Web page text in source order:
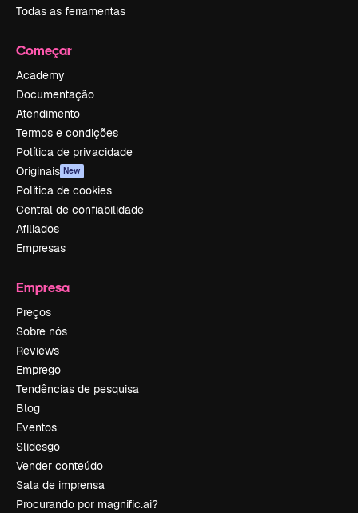
Todas as ferramentas
Começar
Academy
Documentação
Atendimento
Termos e condições
Política de privacidade
Originais New
Política de cookies
Central de confiabilidade
Afiliados
Empresas
Empresa
Preços
Sobre nós
Reviews
Emprego
Tendências de pesquisa
Blog
Eventos
Slidesgo
Vender conteúdo
Sala de imprensa
Procurando por magnific.ai?